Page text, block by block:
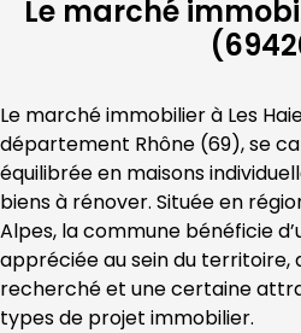
Le marché
Le marché immobilier à Les
département Rhône (69), se
équilibrée en maisons
biens à rénover. Située en
Alpes, la commune bénéficie
appréciée au sein du territoire,
recherché et une certaine
types de projet immobilier.